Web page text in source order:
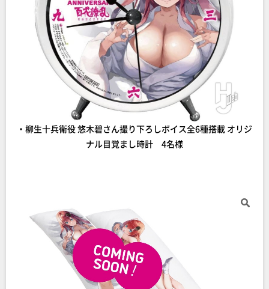
・柳生十兵衛役 悠木碧さん撮り下ろしボイス全6種搭載 オリジ
ナル目覚まし時計 4名様